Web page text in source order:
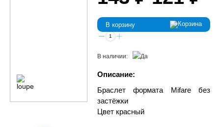
В корзину
В наличии:
Описание:
Браслет формата Mifare без
застёжки
Цвет красный